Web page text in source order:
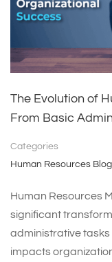
The Evolution of
From Basic
Categories
Human Resources Blog
Human Resources
significant
administrative
impacts